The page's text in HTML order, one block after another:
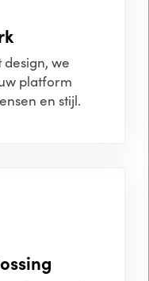
we
platform
en stijl.